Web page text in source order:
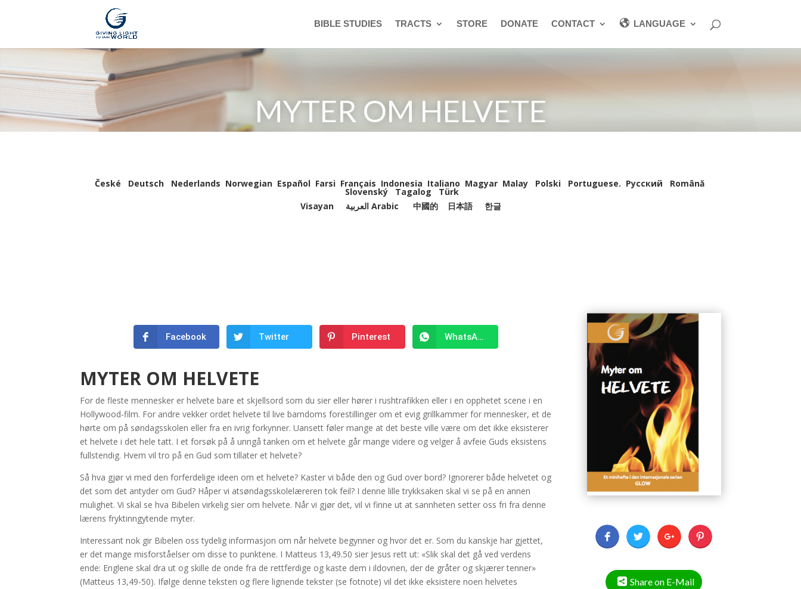
BIBLE STUDIES TRACTS STORE DONATE CONTACT LANGUAGE
MYTER OM HELVETE
České Deutsch Nederlands Norwegian Español Farsi Français Indonesia Italiano Magyar Malay Polski Portuguese. Pусский Română
Slovenský Tagalog
Türk
Visayan
العربية Arabic 中國的 日本語 한글
Facebook Twitter Pinterest WhatsApp
MYTER OM HELVETE
For de fleste mennesker er helvete bare et skjellsord som du sier eller hører i rushtrafikken eller i en opphetet scene i en
Hollywood-film. For andre vekker ordet helvete til live barndoms forestillinger om et evig grillkammer for mennesker, et de
hørte om på søndagsskolen eller fra en ivrig forkynner. Uansett føler mange at det beste ville være om det ikke eksisterer
et helvete i det hele tatt. I et forsøk på å unngå tanken om et helvete går mange videre og velger å avfeie Guds eksistens
fullstendig. Hvem vil tro på en Gud som tillater et helvete?
Så hva gjør vi med den forferdelige ideen om et helvete? Kaster vi både den og Gud over bord? Ignorerer både helvetet og
det som det antyder om Gud? Håper vi atsøndagsskolelæreren tok feil? I denne lille trykksaken skal vi se på en annen
mulighet. Vi skal se hva Bibelen virkelig sier om helvete. Når vi gjør det, vil vi finne ut at sannheten setter oss fri fra denne
lærens fryktinngytende myter.
Interessant nok gir Bibelen oss tydelig informasjon om når helvete begynner og hvor det er. Som du kanskje har gjettet,
er det mange misforståelser om disse to punktene. I Matteus 13,49.50 sier Jesus rett ut: «Slik skal det gå ved verdens
ende: Englene skal dra ut og skille de onde fra de rettferdige og kaste dem i ildovnen, der de gråter og skjærer tenner»
(Matteus 13,49-50). Ifølge denne teksten og flere lignende tekster (se fotnote) vil det ikke eksistere noen helvetes
Share on E-Mail